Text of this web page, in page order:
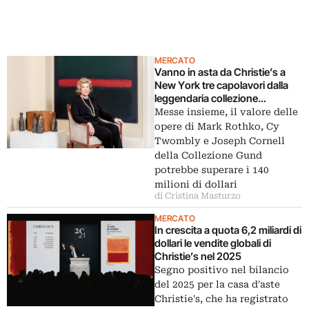
MERCATO
Vanno in asta da Christie’s a
New York tre capolavori dalla
leggendaria collezione
americana di Agnes Gund
Messe insieme, il valore delle
opere di Mark Rothko, Cy
Twombly e Joseph Cornell
della Collezione Gund
potrebbe superare i 140
milioni di dollari
di Cristina Masturzo
MERCATO
In crescita a quota 6,2 miliardi di
dollari le vendite globali di
Christie’s nel 2025
Segno positivo nel bilancio
del 2025 per la casa d'aste
Christie's, che ha registrato